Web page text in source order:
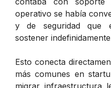
operativo se había
y de seguridad que
sostener
Esto conecta
más comunes en
migrar infraestructura